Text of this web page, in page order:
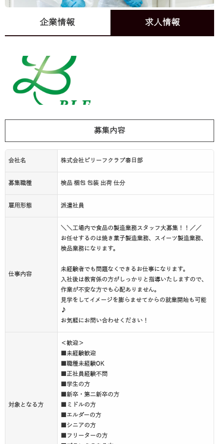
企業情報 求人情報
募集内容
会社名 株式会社ビリーフクラブ春日部
募集職種 検品 梱包 包装 出荷 仕分
雇用形態 派遣社員
仕事内容
＼＼工場内で食品の製造業務スタッフ大募集！！／／
お任せするのは焼き菓子製造業務、スイーツ製造業務、
検品業務になります。
未経験者でも問題なくできるお仕事になります。
入社後は教育係の方がしっかりと指導いたしますので、
作業が不安な方でも心配ありません。
見学をしてイメージを膨らませてからの就業開始も可能
♪
お気軽にお問い合わせください！
対象となる方
＜歓迎＞
■未経験歓迎
■職種未経験OK
■正社員経験不問
■学生の方
■新卒・第二新卒の方
■ミドルの方
■エルダーの方
■シニアの方
■フリーターの方